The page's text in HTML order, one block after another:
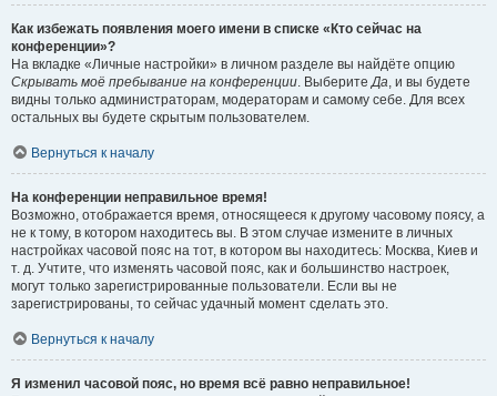
Как избежать появления моего имени в списке «Кто сейчас на
конференции»?
На вкладке «Личные настройки» в личном разделе вы найдёте опцию
Скрывать моё пребывание на конференции. ВыберитеДа, и вы будете
видны только администраторам, модераторам и самому себе. Для всех
остальных вы будете скрытым пользователем.
Вернуться к началу
На конференции неправильное время!
Возможно, отображается время, относящееся к другому часовому поясу, а
не к тому, в котором находитесь вы. В этом случае измените в личных
настройках часовой пояс на тот, в котором вы находитесь: Москва, Киев и
т. д. Учтите, что изменять часовой пояс, как и большинство настроек,
могут только зарегистрированные пользователи. Если вы не
зарегистрированы, то сейчас удачный момент сделать это.
Вернуться к началу
Я изменил часовой пояс, но время всё равно неправильное!